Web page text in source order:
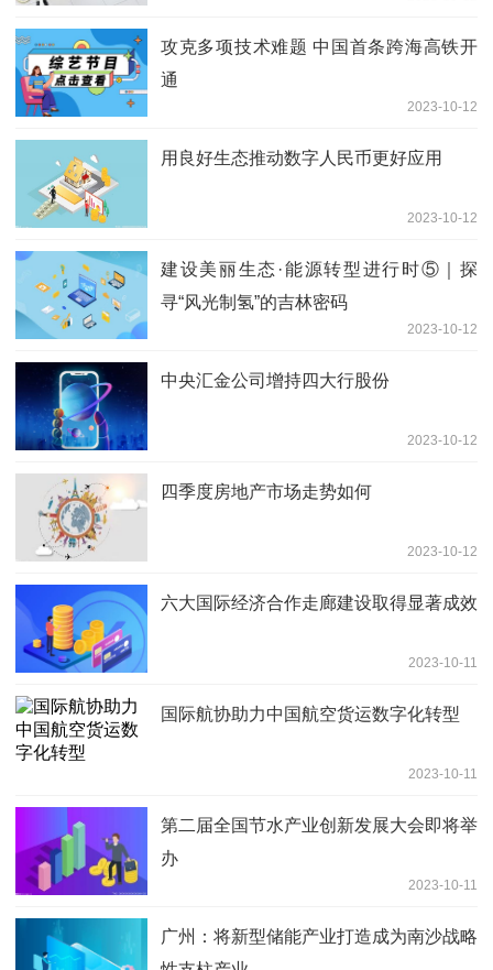
攻克多项技术难题 中国首条跨海高铁开
通
2023-10-12
用良好生态推动数字人民币更好应用
2023-10-12
建设美丽生态·能源转型进行时⑤｜探
寻“风光制氢”的吉林密码
2023-10-12
中央汇金公司增持四大行股份
2023-10-12
四季度房地产市场走势如何
2023-10-12
六大国际经济合作走廊建设取得显著成效
2023-10-11
国际航协助力中国航空货运数字化转型
2023-10-11
第二届全国节水产业创新发展大会即将举
办
2023-10-11
广州：将新型储能产业打造成为南沙战略